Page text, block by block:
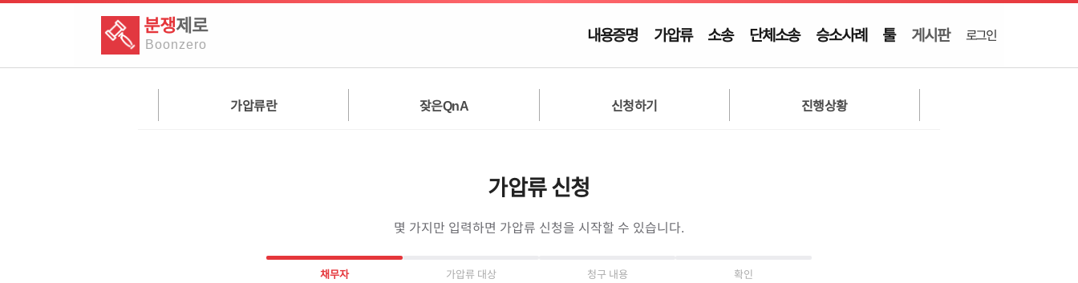
분쟁제로
Boonzero 내용증명 가압류 소송 단체소송 승소사례 툴 게시판 로그인
가압류란 잦은QnA 신청하기 진행상황
가압류 신청
몇 가지만 입력하면 가압류 신청을 시작할 수 있습니다.
채무자 가압류 대상 청구 내용 확인